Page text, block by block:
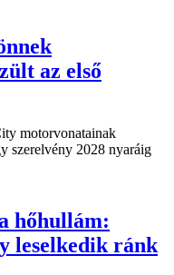
az első
motorvonatainak
szerelvény 2028 nyaráig
hőhullám:
leselkedik ránk